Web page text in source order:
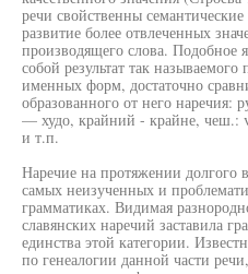
речи свойственны
развитие более отвлеченных
производящего слова. Подобное
собой результат так
именных форм, достаточно
образованного от него наречия:
— худо, крайний - крайне,
и т.п.
Наречие на протяжении долгого
самых неизученных и
грамматиках. Видимая
славянских наречий заставила
единства этой категории.
по генеалогии данной части